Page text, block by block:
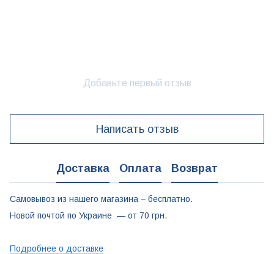
Добавьте первый отзыв
Написать отзыв
Доставка Оплата Возврат
Самовывоз из нашего магазина – бесплатно.
Новой почтой по Украине — от 70 грн.
Подробнее о доставке